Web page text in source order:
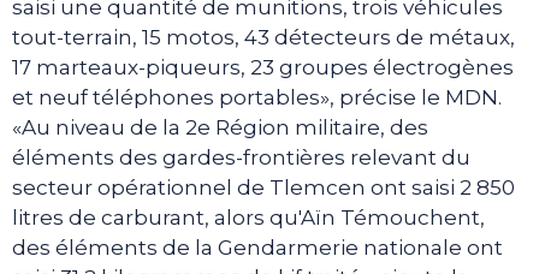
saisi une quantité de munitions, trois véhicules
tout-terrain, 15 motos, 43 détecteurs de métaux,
17 marteaux-piqueurs, 23 groupes électrogènes
et neuf téléphones portables», précise le MDN.
«Au niveau de la 2e Région militaire, des
éléments des gardes-frontières relevant du
secteur opérationnel de Tlemcen ont saisi 2 850
litres de carburant, alors qu'Aïn Témouchent,
des éléments de la Gendarmerie nationale ont